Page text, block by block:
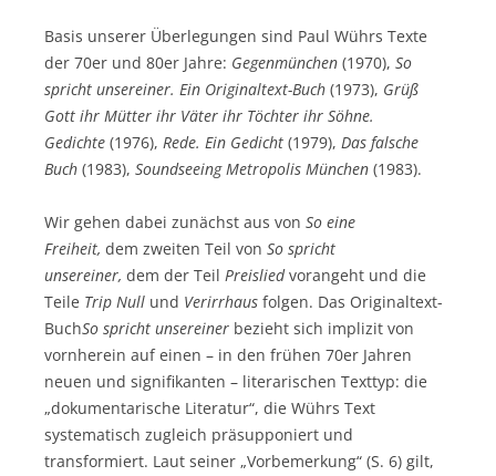
Basis unserer Überlegungen sind Paul Wührs Texte
der 70er und 80er Jahre: Gegenmünchen(1970), So
spricht unsereiner. Ein Originaltext-Buch(1973), Grüß
Gott ihr Mütter ihr Väter ihr Töchter ihr Söhne.
Gedichte(1976), Rede. Ein Gedicht(1979), Das falsche
Buch(1983), Soundseeing Metropolis München(1983).
Wir gehen dabei zunächst aus von So eine
Freiheit, dem zweiten Teil von So spricht
unsereiner, dem der Teil Preisliedvorangeht und die
Teile Trip Nullund Verirrhausfolgen. Das Originaltext-
BuchSo spricht unsereinerbezieht sich implizit von
vornherein auf einen – in den frühen 70er Jahren
neuen und signifikanten – literarischen Texttyp: die
„dokumentarische Literatur“, die Wührs Text
systematisch zugleich präsupponiert und
transformiert. Laut seiner „Vorbemerkung“ (S. 6) gilt,